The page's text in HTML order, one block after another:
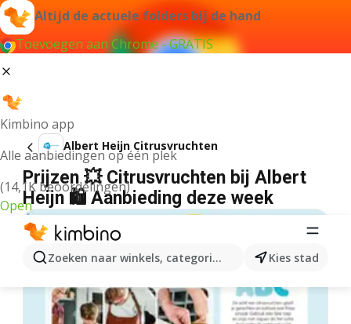
Altijd de actuele folders bij de hand
Toevoegen aan Chrome - GRATIS
Kimbino app
Alle aanbiedingen op één plek
(14,1K beoordelingen)
Open
Zoeken naar winkels, categorieën, producten...
Kies stad
Albert Heijn Citrusvruchten
Prijzen 💥 Citrusvruchten bij Albert
Heijn 🛍️ Aanbieding deze week